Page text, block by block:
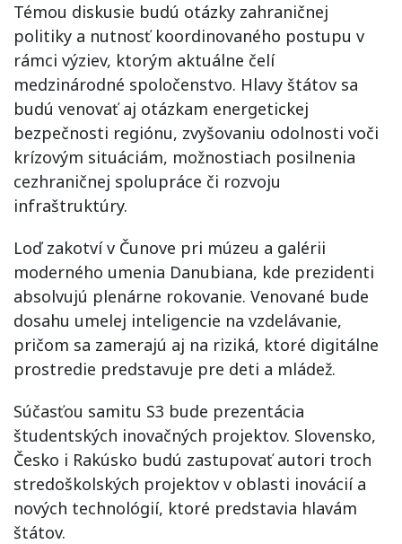
Témou diskusie budú otázky zahraničnej
politiky a nutnosť koordinovaného postupu v
rámci výziev, ktorým aktuálne čelí
medzinárodné spoločenstvo. Hlavy štátov sa
budú venovať aj otázkam energetickej
bezpečnosti regiónu, zvyšovaniu odolnosti voči
krízovým situáciám, možnostiach posilnenia
cezhraničnej spolupráce či rozvoju
infraštruktúry.
Loď zakotví v Čunove pri múzeu a galérii
moderného umenia Danubiana, kde prezidenti
absolvujú plenárne rokovanie. Venované bude
dosahu umelej inteligencie na vzdelávanie,
pričom sa zamerajú aj na riziká, ktoré digitálne
prostredie predstavuje pre deti a mládež.
Súčasťou samitu S3 bude prezentácia
študentských inovačných projektov. Slovensko,
Česko i Rakúsko budú zastupovať autori troch
stredoškolských projektov v oblasti inovácií a
nových technológií, ktoré predstavia hlavám
štátov.